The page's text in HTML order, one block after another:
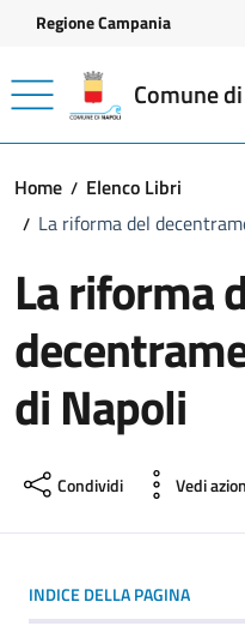
Vai ai contenuti
Vai al footer
Regione Campania
Comune
Home
Elenco Libri
La riforma del
La riforma
di Napoli
Condividi Vedi
INDICE DELLA PAGINA